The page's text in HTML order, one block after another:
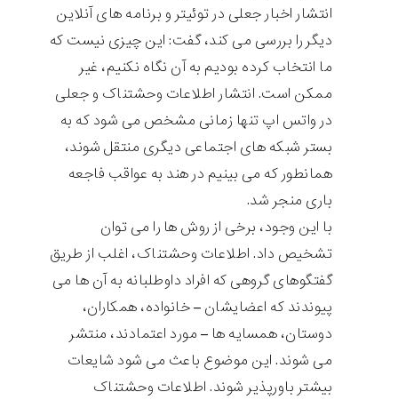
انتشار اخبار جعلی در توئیتر و برنامه های آنلاین
دیگر را بررسی می کند، گفت: این چیزی نیست که
ما انتخاب کرده بودیم به آن نگاه نکنیم، غیر
ممکن است. انتشار اطلاعات وحشتناک و جعلی
در واتس اپ تنها زمانی مشخص می شود که به
بستر شبکه های اجتماعی دیگری منتقل شوند،
همانطور که می بینیم در هند به عواقب فاجعه
باری منجر شد.
با این وجود، برخی از روش ها را می توان
تشخیص داد. اطلاعات وحشتناک، اغلب از طریق
گفتگوهای گروهی که افراد داوطلبانه به آن ها می
پیوندند که اعضایشان – خانواده، همکاران،
دوستان، همسایه ها – مورد اعتمادند، منتشر
می شوند. این موضوع باعث می شود شایعات
بیشتر باورپذیر شوند. اطلاعات وحشتناک